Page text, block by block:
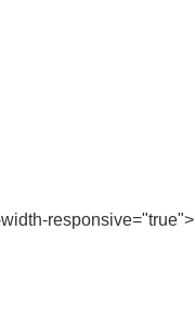
responsive="true">